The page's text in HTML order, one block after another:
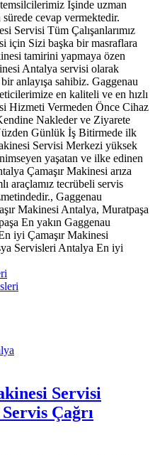
İşinde uzman
sürede cevap vermektedir.
Servisi Tüm Çalışanlarımız
için Sizi başka bir masraflara
tamirini yapmaya özen
Antalya servisi olarak
anlayışa sahibiz. Gaggenau
en kaliteli ve en hızlı
Hizmeti Vermeden Önce Cihaz
Nakleder ve Ziyarete
Günlük İş Bitirmede ilk
Servisi Merkezi yüksek
yaşatan ve ilke edinen
Çamaşır Makinesi arıza
araçlamız tecrübeli servis
Gaggenau
Makinesi Antalya, Muratpaşa
En yakın Gaggenau
iyi Çamaşır Makinesi
Servisleri Antalya En iyi
Servisi
Çağrı